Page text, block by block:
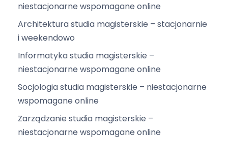
niestacjonarne wspomagane online
Architektura studia magisterskie – stacjonarnie
i weekendowo
Informatyka studia magisterskie –
niestacjonarne wspomagane online
Socjologia studia magisterskie – niestacjonarne
wspomagane online
Zarządzanie studia magisterskie –
niestacjonarne wspomagane online